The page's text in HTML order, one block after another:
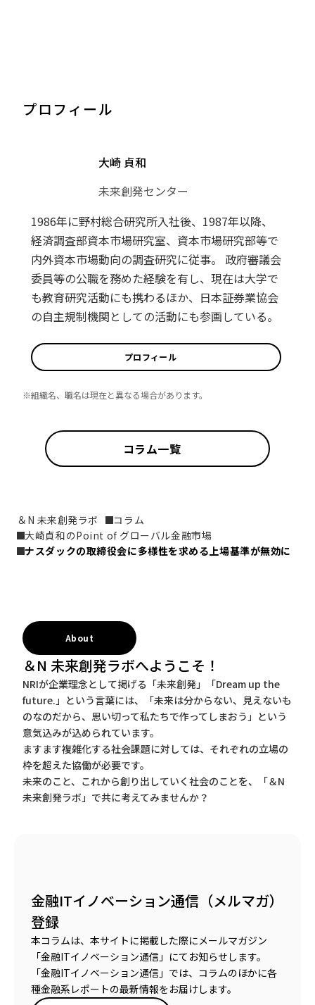
プロフィール
大崎 貞和
未来創発センター
1986年に野村総合研究所入社後、1987年以降、
経済調査部資本市場研究室、資本市場研究部等で
内外資本市場動向の調査研究に従事。 政府審議会
委員等の公職を務めた経験を有し、現在は大学で
も教育研究活動にも携わるほか、日本証券業協会
の自主規制機関としての活動にも参画している。
プロフィール
※組織名、職名は現在と異なる場合があります。
コラム一覧
＆N 未来創発ラボ
コラム
大崎貞和のPoint of グローバル金融市場
ナスダックの取締役会に多様性を求める上場基準が無効に
About
＆N 未来創発ラボへようこそ！
NRIが企業理念として掲げる「未来創発」「Dream up the
future.」という言葉には、「未来は分からない、見えないも
のなのだから、思い切って私たちで作ってしまおう」という
意気込みが込められています。
ますます複雑化する社会課題に対しては、それぞれの立場の
枠を超えた協働が必要です。
未来のこと、これから創り出していく社会のことを、「＆N
未来創発ラボ」で共に考えてみませんか？
金融ITイノベーション通信（メルマガ）
登録
本コラムは、本サイトに掲載した際にメールマガジン
「金融ITイノベーション通信」にてお知らせします。
「金融ITイノベーション通信」では、コラムのほかに各
種金融系レポートの最新情報をお届けします。